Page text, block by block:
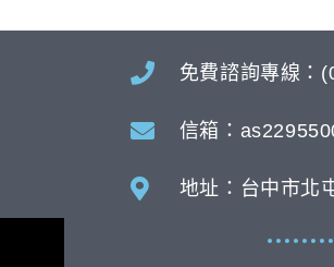
免費諮詢專線：
信箱：
地址：台中市北